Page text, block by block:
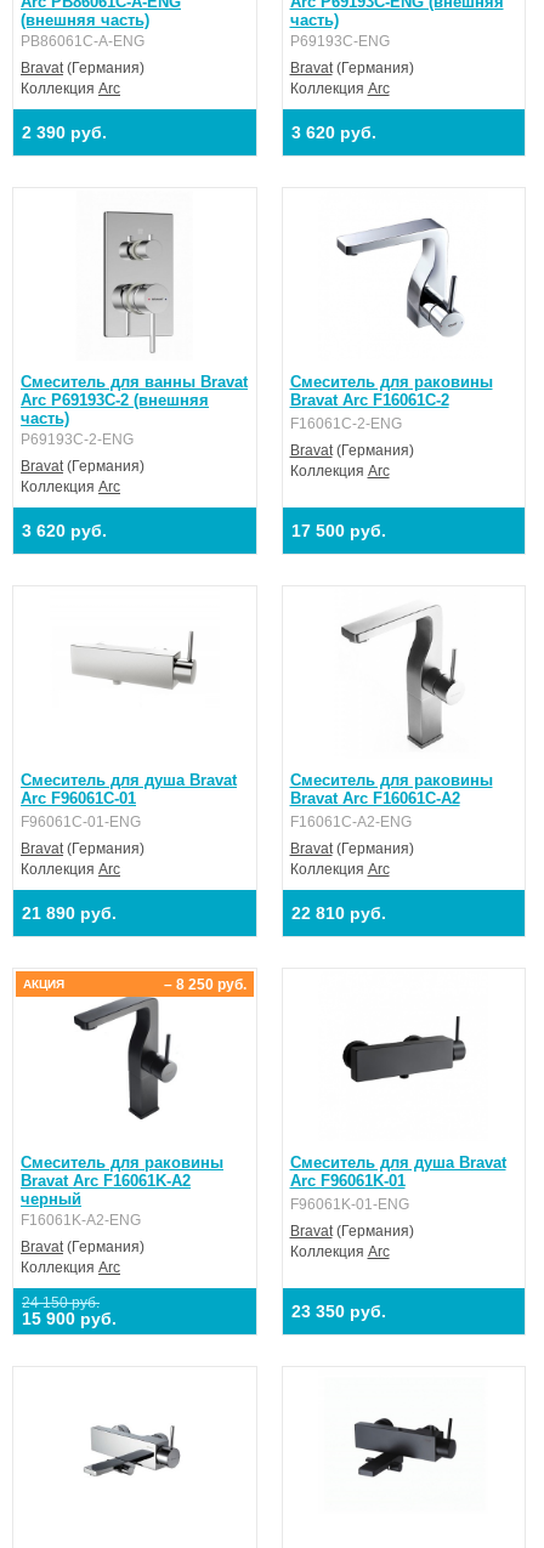
(внешняя часть)
PB86061C-A-ENG
Bravat(Германия)
Коллекция Arc
2 390 руб.
часть)
P69193C-ENG
Bravat(Германия)
Коллекция Arc
3 620 руб.
Смеситель для ванны Bravat
Arc P69193C-2 (внешняя
часть)
P69193C-2-ENG
Bravat(Германия)
Коллекция Arc
3 620 руб.
Смеситель для раковины
Bravat Arc F16061C-2
F16061C-2-ENG
Bravat(Германия)
Коллекция Arc
17 500 руб.
Смеситель для душа Bravat
Arc F96061C-01
F96061C-01-ENG
Bravat(Германия)
Коллекция Arc
21 890 руб.
Смеситель для раковины
Bravat Arc F16061C-A2
F16061C-A2-ENG
Bravat(Германия)
Коллекция Arc
22 810 руб.
Смеситель для раковины
Bravat Arc F16061K-A2
черный
F16061K-A2-ENG
Bravat(Германия)
Коллекция Arc
24 150 руб.
15 900 руб.
– 8 250 руб.
АКЦИЯ
Смеситель для душа Bravat
Arc F96061K-01
F96061K-01-ENG
Bravat(Германия)
Коллекция Arc
23 350 руб.